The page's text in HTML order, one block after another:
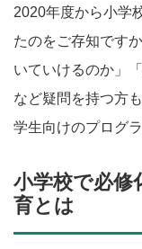
2020年度から小学
たのをご存知です
いていけるのか」
など疑問を持つ方
学生向けのプログ
小学校で必
育とは